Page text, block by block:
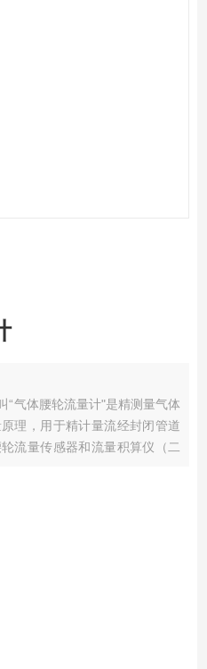
“气体腰轮流量计"是精测量气体
理，用于精计量流经封闭管道
流量传感器和流量积算仪（二